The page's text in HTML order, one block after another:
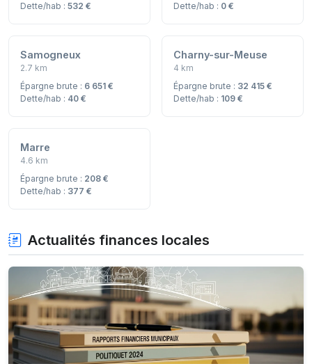
Dette/hab : 532 €
Dette/hab : 0 €
Samogneux
2.7 km
Épargne brute : 6 651 €
Dette/hab : 40 €
Charny-sur-Meuse
4 km
Épargne brute : 32 415 €
Dette/hab : 109 €
Marre
4.6 km
Épargne brute : 208 €
Dette/hab : 377 €
Actualités finances locales